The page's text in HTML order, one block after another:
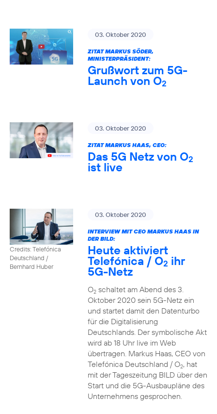
03. Oktober 2020
ZITAT MARKUS SÖDER,
MINISTERPRÄSIDENT:
Grußwort zum 5G-
Launch von O2
03. Oktober 2020
ZITAT MARKUS HAAS, CEO:
Das 5G Netz von O2
ist live
Credits: Telefónica
Deutschland /
Bernhard Huber
03. Oktober 2020
INTERVIEW MIT CEO MARKUS HAAS IN
DER BILD:
Heute aktiviert
Telefónica / O2 ihr
5G-Netz
O2schaltet am Abend des 3.
Oktober 2020 sein 5G-Netz ein
und startet damit den Datenturbo
für die Digitalisierung
Deutschlands. Der symbolische Akt
wird ab 18 Uhr live im Web
übertragen. Markus Haas, CEO von
Telefónica Deutschland / O2, hat
mit der Tageszeitung BILD über den
Start und die 5G-Ausbaupläne des
Unternehmens gesprochen.